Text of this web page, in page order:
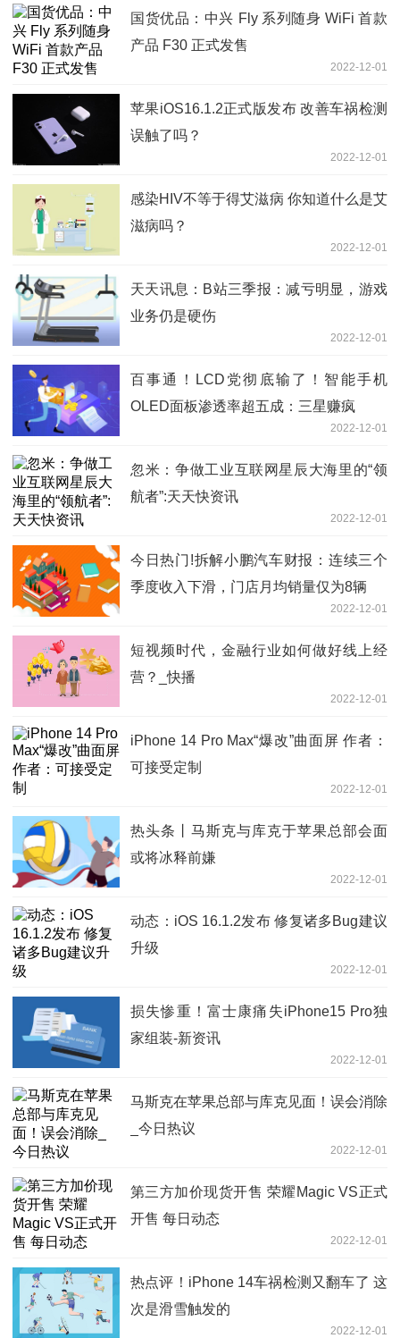
国货优品：中兴 Fly 系列随身 WiFi 首款
产品 F30 正式发售
2022-12-01
苹果iOS16.1.2正式版发布 改善车祸检测
误触了吗？
2022-12-01
感染HIV不等于得艾滋病 你知道什么是艾
滋病吗？
2022-12-01
天天讯息：B站三季报：减亏明显，游戏
业务仍是硬伤
2022-12-01
百事通！LCD党彻底输了！智能手机
OLED面板渗透率超五成：三星赚疯
2022-12-01
忽米：争做工业互联网星辰大海里的“领
航者”:天天快资讯
2022-12-01
今日热门!拆解小鹏汽车财报：连续三个
季度收入下滑，门店月均销量仅为8辆
2022-12-01
短视频时代，金融行业如何做好线上经
营？_快播
2022-12-01
iPhone 14 Pro Max“爆改”曲面屏 作者：
可接受定制
2022-12-01
热头条丨马斯克与库克于苹果总部会面
或将冰释前嫌
2022-12-01
动态：iOS 16.1.2发布 修复诸多Bug建议
升级
2022-12-01
损失惨重！富士康痛失iPhone15 Pro独
家组装-新资讯
2022-12-01
马斯克在苹果总部与库克见面！误会消除
_今日热议
2022-12-01
第三方加价现货开售 荣耀Magic VS正式
开售 每日动态
2022-12-01
热点评！iPhone 14车祸检测又翻车了 这
次是滑雪触发的
2022-12-01